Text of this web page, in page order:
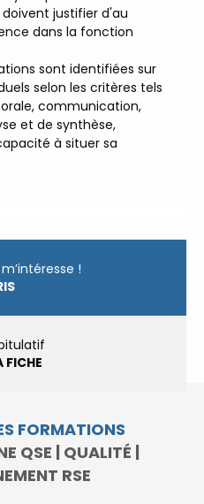
Environnement
Durable en
:
|
:Notre équipe
est à votre écoute
ACCUEIL du CEPPIC :
00
|
Formations
Environnement
|
: Notre équipe
est à votre écoute
Environnement
Durable en
:Notre équipe
est à votre écoute
ACCUEIL du CEPPIC :
justifier d'au
dans la fonction
sont identifiées sur
selon les critères tels
communication,
et de synthèse,
à situer sa
!
FICHE
FORMATIONS
QSE | QUALITÉ |
RSE